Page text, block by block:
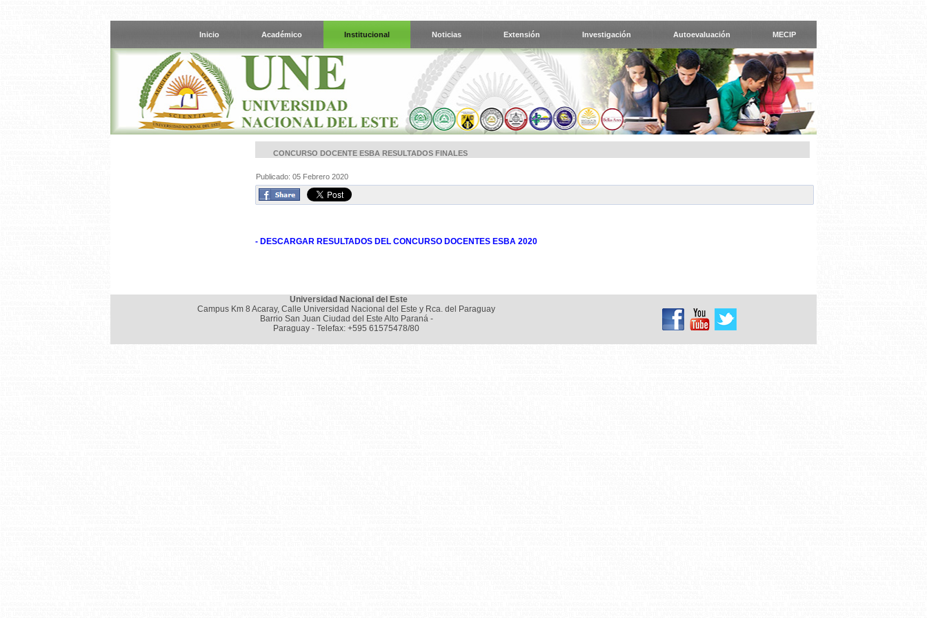
Inicio Académico Institucional Noticias Extensión Investigación Autoevaluación MECIP
CONCURSO DOCENTE ESBA RESULTADOS FINALES
Publicado: 05 Febrero 2020
- DESCARGAR RESULTADOS DEL CONCURSO DOCENTES ESBA 2020
Universidad Nacional del Este
Campus Km 8 Acaray, Calle Universidad Nacional del Este y Rca. del Paraguay
Barrio San Juan Ciudad del Este Alto Paraná -
Paraguay - Telefax: +595 61575478/80